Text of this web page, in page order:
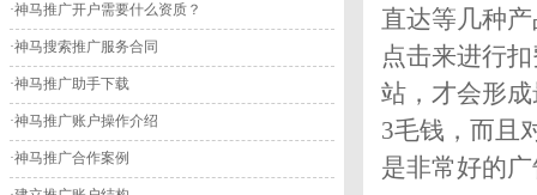
·神马推广开户需要什么资质？
·神马搜索推广服务合同
·神马推广助手下载
·神马推广账户操作介绍
·神马推广合作案例
直达等几种
点击来进行
站，才会形
3毛钱，而且
是非常好的